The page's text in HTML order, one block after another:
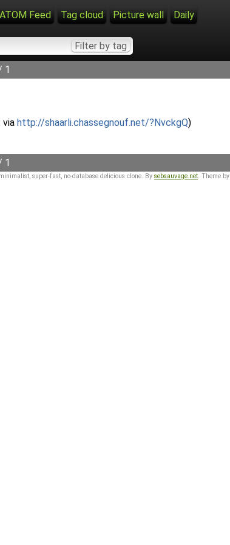
ATOM Feed Tag cloud Picture wall Daily
1
via http://shaarli.chassegnouf.net/?NvckgQ)
1
super-fast, no-database delicious clone. By sebsauvage.net. Theme by